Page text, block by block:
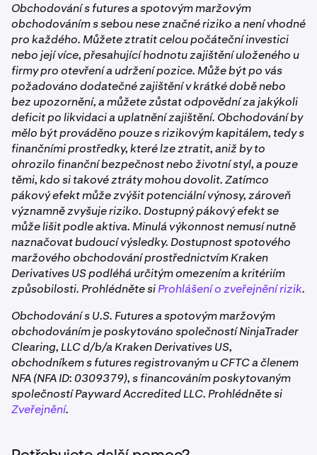
Obchodování s futures a spotovým maržovým
obchodováním s sebou nese značné riziko a není vhodné
pro každého. Můžete ztratit celou počáteční investici
nebo její více, přesahující hodnotu zajištění uloženého u
firmy pro otevření a udržení pozice. Může být po vás
požadováno dodatečné zajištění v krátké době nebo
bez upozornění, a můžete zůstat odpovědní za jakýkoli
deficit po likvidaci a uplatnění zajištění. Obchodování by
mělo být prováděno pouze s rizikovým kapitálem, tedy s
finančními prostředky, které lze ztratit, aniž by to
ohrozilo finanční bezpečnost nebo životní styl, a pouze
těmi, kdo si takové ztráty mohou dovolit. Zatímco
pákový efekt může zvýšit potenciální výnosy, zároveň
významně zvyšuje riziko. Dostupný pákový efekt se
může lišit podle aktiva. Minulá výkonnost nemusí nutně
naznačovat budoucí výsledky. Dostupnost spotového
maržového obchodování prostřednictvím Kraken
Derivatives US podléhá určitým omezením a kritériím
způsobilosti. Prohlédněte siProhlášení o zveřejnění rizik.
Obchodování s U.S. Futures a spotovým maržovým
obchodováním je poskytováno společností NinjaTrader
Clearing, LLC d/b/a Kraken Derivatives US,
obchodníkem s futures registrovaným u CFTC a členem
NFA (NFA ID: 0309379), s financováním poskytovaným
společností Payward Accredited LLC. Prohlédněte si
Zveřejnění.